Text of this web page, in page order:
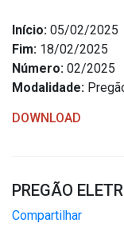
Início: 05/02/2025
Fim: 18/02/2025
Número: 02/2025
Modalidade:
DOWNLOAD
PREGÃO
Compartilhar